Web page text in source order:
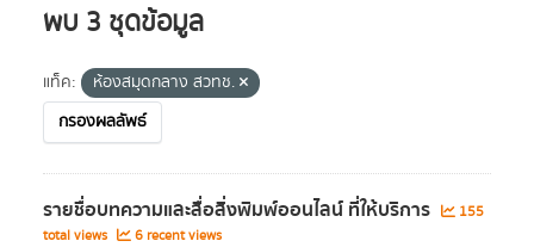
พบ 3 ชุดข้อมูล
แท็ค:
ห้องสมุดกลาง สวทช.
กรองผลลัพธ์
รายชื่อบทความและสื่อสิ่งพิมพ์ออนไลน์ ที่ให้บริการ
155
total views
6 recent views